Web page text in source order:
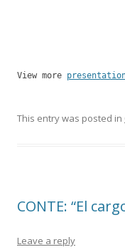
View more
This entry was posted in
CONTE: “El
Leave a reply